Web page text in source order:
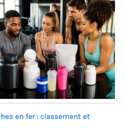
en fer : classement et